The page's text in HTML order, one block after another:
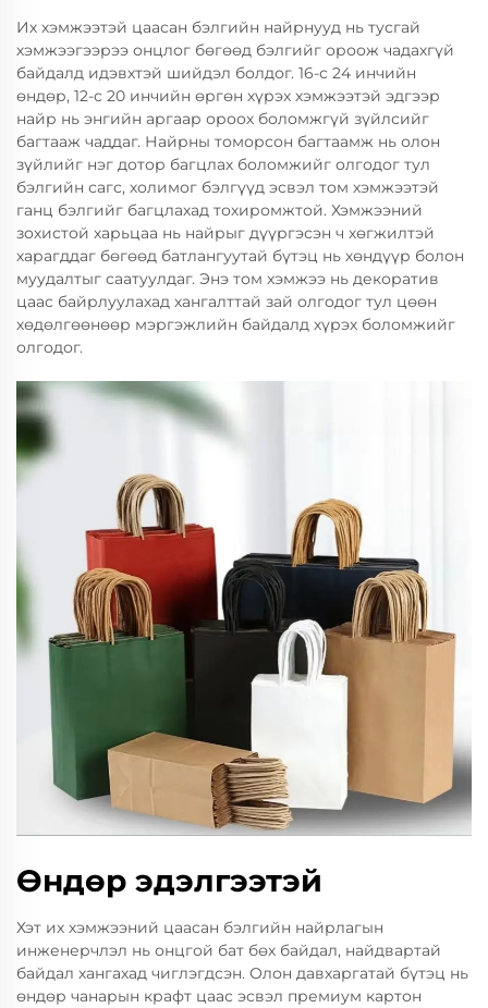
Их хэмжээтэй цаасан бэлгийн найрнууд нь тусгай
хэмжээгээрээ онцлог бөгөөд бэлгийг ороож чадахгүй
байдалд идэвхтэй шийдэл болдог. 16-с 24 инчийн
өндөр, 12-с 20 инчийн өргөн хүрэх хэмжээтэй эдгээр
найр нь энгийн аргаар ороох боломжгүй зүйлсийг
багтааж чаддаг. Найрны томорсон багтаамж нь олон
зүйлийг нэг дотор багцлах боломжийг олгодог тул
бэлгийн сагс, холимог бэлгүүд эсвэл том хэмжээтэй
ганц бэлгийг багцлахад тохиромжтой. Хэмжээний
зохистой харьцаа нь найрыг дүүргэсэн ч хөгжилтэй
харагддаг бөгөөд батлангуутай бүтэц нь хөндүүр болон
муудалтыг саатуулдаг. Энэ том хэмжээ нь декоратив
цаас байрлуулахад хангалттай зай олгодог тул цөөн
хөдөлгөөнөөр мэргэжлийн байдалд хүрэх боломжийг
олгодог.
Өндөр эдэлгээтэй
Хэт их хэмжээний цаасан бэлгийн найрлагын
инженерчлэл нь онцгой бат бөх байдал, найдвартай
байдал хангахад чиглэгдсэн. Олон давхаргатай бүтэц нь
өндөр чанарын крафт цаас эсвэл премиум картон